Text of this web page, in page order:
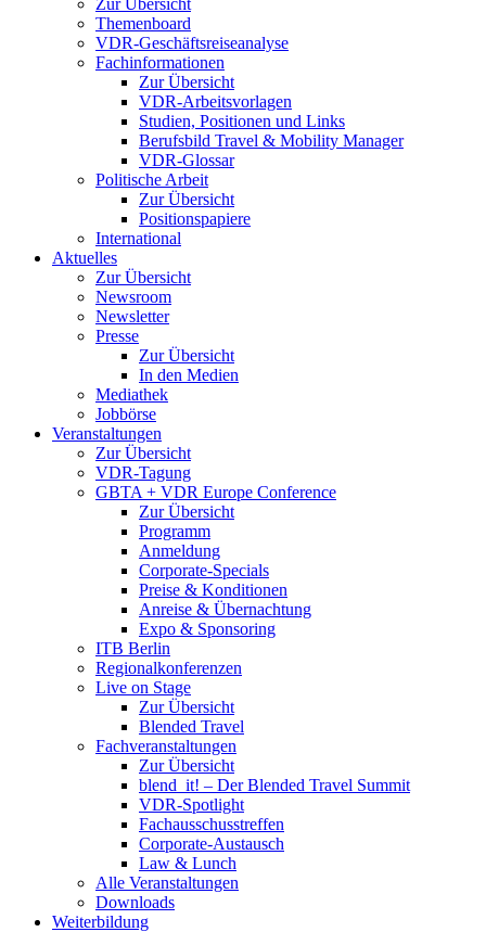
Zur Übersicht
Themenboard
VDR-Geschäftsreiseanalyse
Fachinformationen
Zur Übersicht
VDR-Arbeitsvorlagen
Studien, Positionen und Links
Berufsbild Travel & Mobility Manager
VDR-Glossar
Politische Arbeit
Zur Übersicht
Positionspapiere
International
Aktuelles
Zur Übersicht
Newsroom
Newsletter
Presse
Zur Übersicht
In den Medien
Mediathek
Jobbörse
Veranstaltungen
Zur Übersicht
VDR-Tagung
GBTA + VDR Europe Conference
Zur Übersicht
Programm
Anmeldung
Corporate-Specials
Preise & Konditionen
Anreise & Übernachtung
Expo & Sponsoring
ITB Berlin
Regionalkonferenzen
Live on Stage
Zur Übersicht
Blended Travel
Fachveranstaltungen
Zur Übersicht
blend_it! – Der Blended Travel Summit
VDR-Spotlight
Fachausschusstreffen
Corporate-Austausch
Law & Lunch
Alle Veranstaltungen
Downloads
Weiterbildung